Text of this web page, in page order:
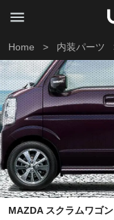
Home > 内装パーツ
MAZDA スクラムワゴ